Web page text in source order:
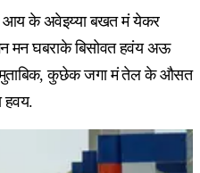
के अवेइय्या बखत मं येकर
मन घबराके बिसोवत हवंय अऊ
कुछेक जगा मं तेल के औसत
हवय.